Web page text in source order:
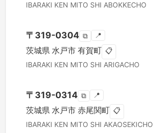
IBARAKI KEN MITO SHI ABOKKECHO
〒 319-0304 ⧉ 📍
茨城県 水戸市 有賀町 📋
IBARAKI KEN MITO SHI ARIGACHO
〒 319-0314 ⧉ 📍
茨城県 水戸市 赤尾関町 📋
IBARAKI KEN MITO SHI AKAOSEKICHO